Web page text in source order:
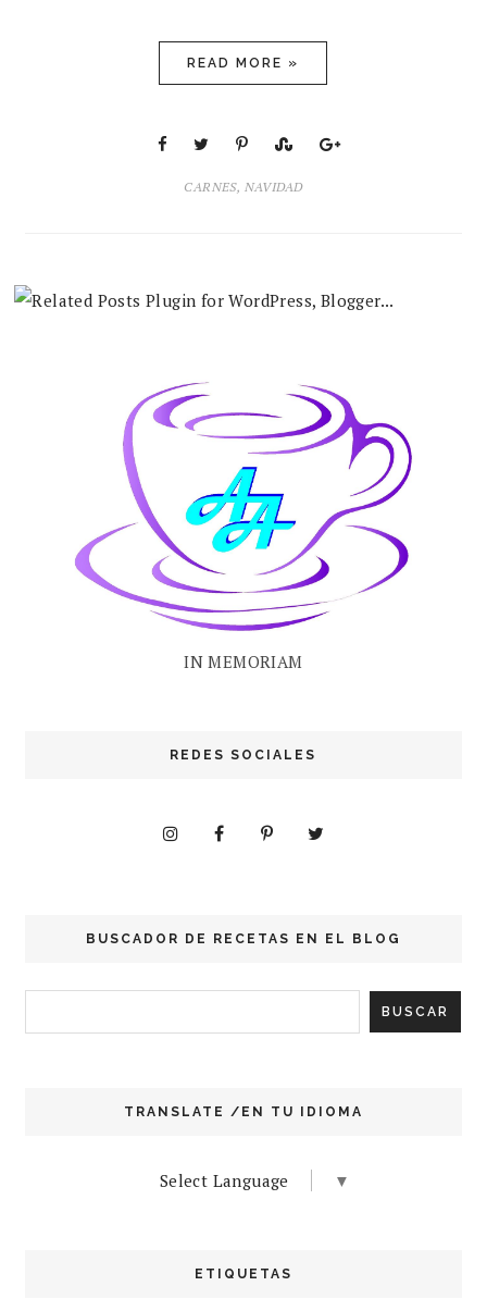
READ MORE »
CARNES, NAVIDAD
IN MEMORIAM
REDES SOCIALES
BUSCADOR DE RECETAS EN EL BLOG
TRANSLATE /EN TU IDIOMA
Select Language ▼
ETIQUETAS